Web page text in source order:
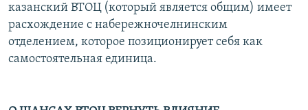
казанский ВТОЦ (который является общим) имеет
расхождение с набережночелнинским
отделением, которое позиционирует себя как
самостоятельная единица.